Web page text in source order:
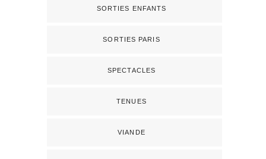
SORTIES ENFANTS
SORTIES PARIS
SPECTACLES
TENUES
VIANDE